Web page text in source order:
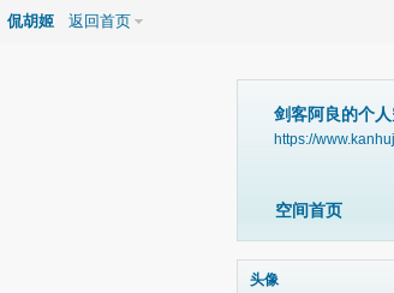
侃胡姬 返回首页
剑客阿良的个人
https://
空间首页
头像